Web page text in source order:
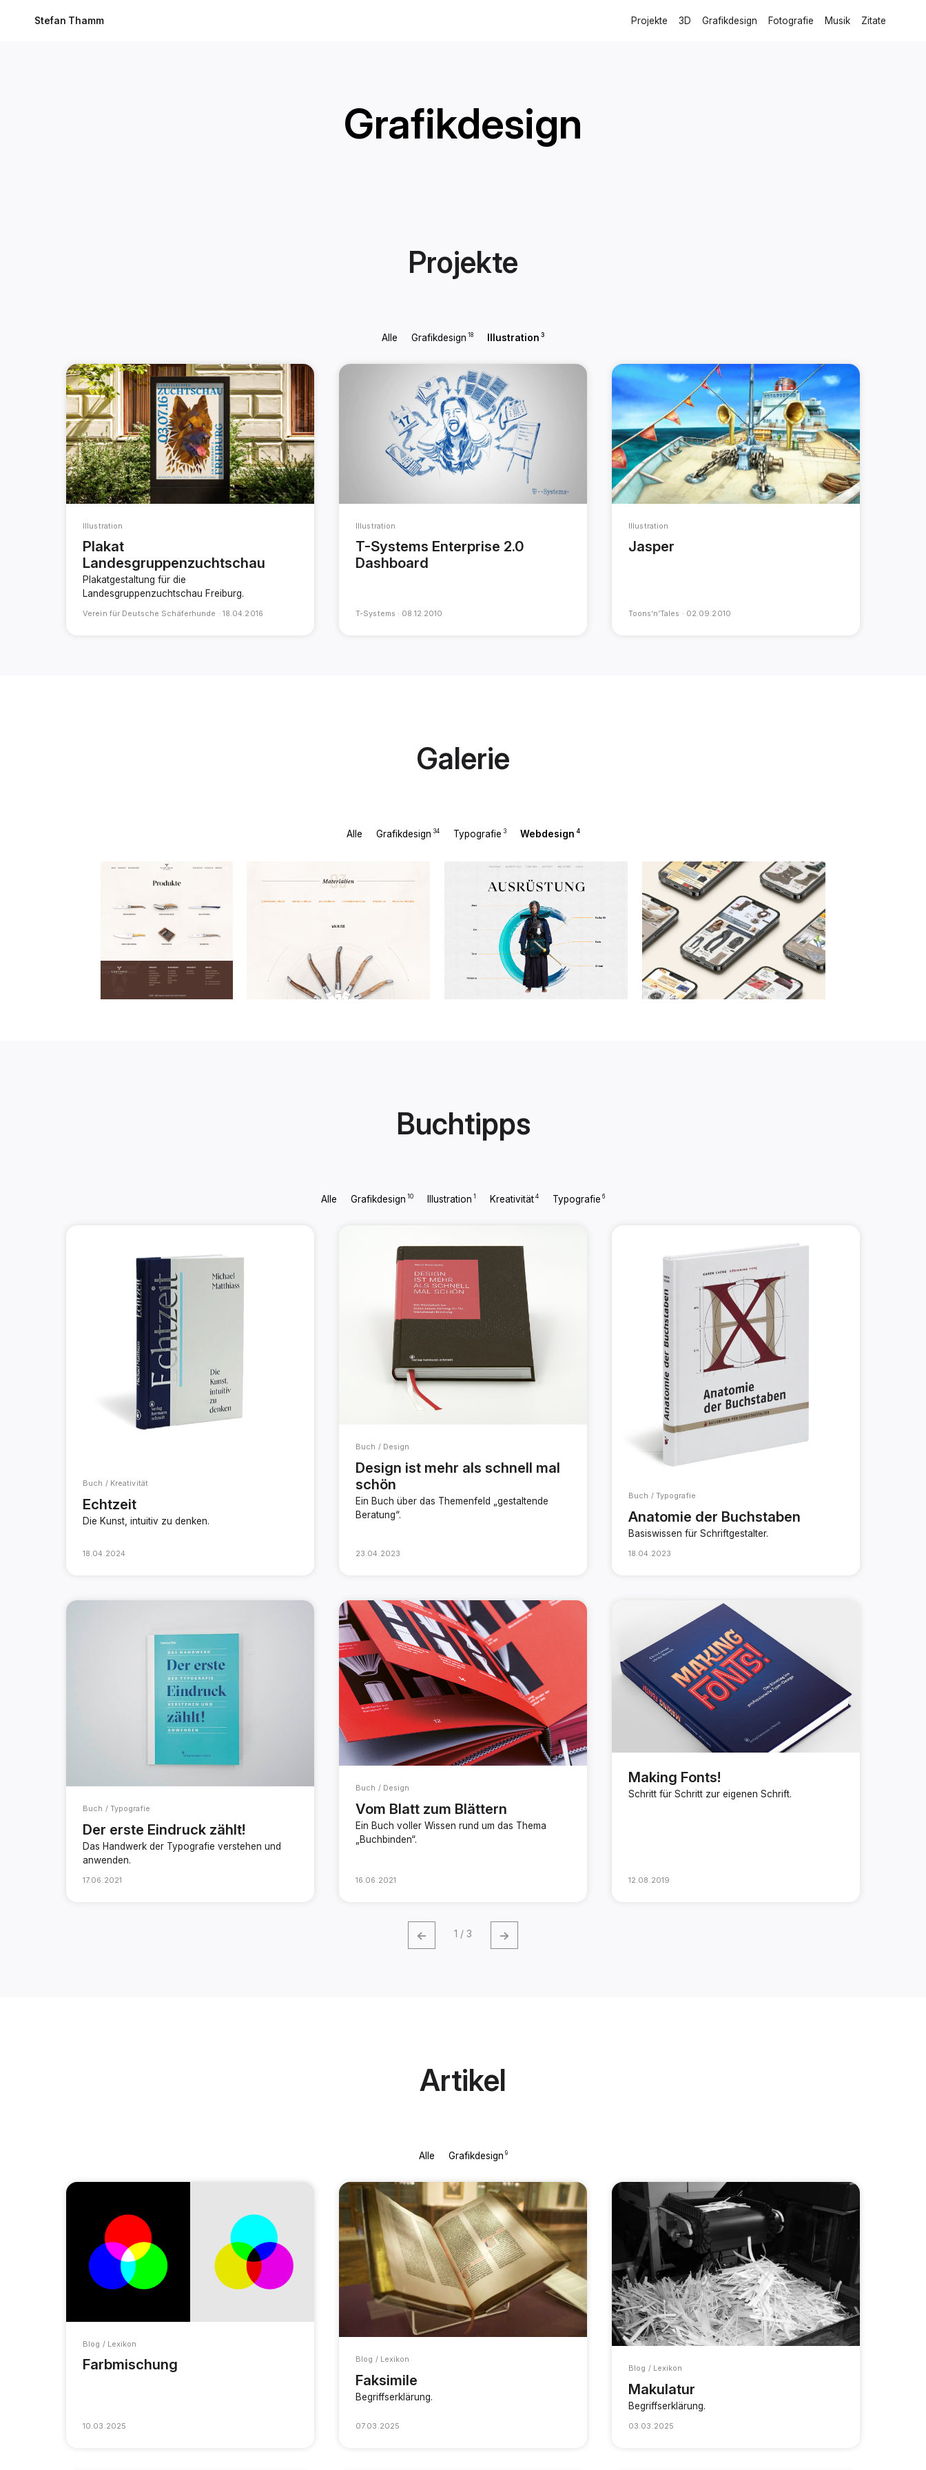
Stefan Thamm Projekte 3D Grafikdesign Fotografie Musik Zitate
Grafikdesign
Projekte
Alle Grafikdesign 18 Illustration 3
Illustration
Plakat
Landesgruppenzuchtschau
Plakatgestaltung für die
Landesgruppenzuchtschau Freiburg.
Verein für Deutsche Schäferhunde · 18.04.2016
Illustration
T-Systems Enterprise 2.0
Dashboard
T-Systems · 08.12.2010
Illustration
Jasper
Toons‘n’Tales · 02.09.2010
Galerie
Alle Grafikdesign 34 Typografie 3 Webdesign 4
Buchtipps
Alle Grafikdesign 10 Illustration 1 Kreativität 4 Typografie 6
Buch / Kreativität
Echtzeit
Die Kunst, intuitiv zu denken.
18.04.2024
Buch / Design
Design ist mehr als schnell mal
schön
Ein Buch über das Themenfeld „gestaltende
Beratung“.
23.04.2023
Buch / Typografie
Anatomie der Buchstaben
Basiswissen für Schriftgestalter.
18.04.2023
Buch / Typografie
Der erste Eindruck zählt!
Das Handwerk der Typografie verstehen und
anwenden.
17.06.2021
Buch / Design
Vom Blatt zum Blättern
Ein Buch voller Wissen rund um das Thema
„Buchbinden“.
16.06.2021
Making Fonts!
Schritt für Schritt zur eigenen Schrift.
12.08.2019
← 1 / 3 →
Artikel
Alle Grafikdesign 9
Blog / Lexikon
Farbmischung
10.03.2025
Blog / Lexikon
Faksimile
Begriffserklärung.
07.03.2025
Blog / Lexikon
Makulatur
Begriffserklärung.
03.03.2025